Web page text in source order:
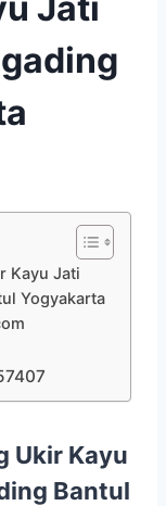
Kayu Jati
Yogyakarta
Ukir Kayu
Bantul